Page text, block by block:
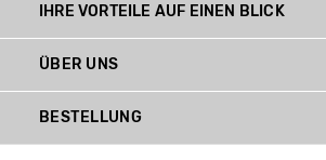
IHRE VORTEILE AUF EINEN BLICK
ÜBER UNS
BESTELLUNG